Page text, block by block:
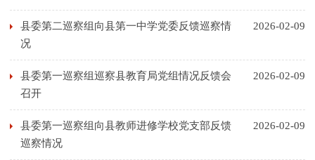
2026-02-09
县委第二巡察组向县第一中学党委反馈巡察情
况
2026-02-09
县委第一巡察组巡察县教育局党组情况反馈会
召开
2026-02-09
县委第一巡察组向县教师进修学校党支部反馈
巡察情况